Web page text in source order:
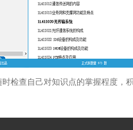
检查自己对知识点的掌握程度，